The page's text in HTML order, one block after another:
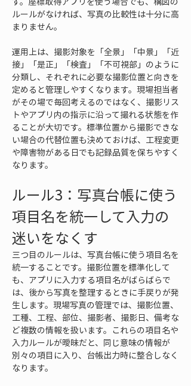
ルールがなければ、写真の比較性は十分に高
まりません。
運用上は、撮影対象を「全景」「中景」「近
接」「是正」「検査」「不可視部」のように
分類し、それぞれに必要な撮影位置と向きを
定めると管理しやすくなります。現場担当者
がその場で毎回考えるのではなく、撮影リス
トやアプリ内の指示に沿って撮れる状態を作
ることが大切です。標準位置から撮影できな
い場合の代替位置も決めておけば、工程変更
や障害物がある日でも記録品質を保ちやすく
なります。
ルール3：写真台帳に使う
項目名を統一して入力の
迷いをなくす
三つ目のルールは、写真台帳に使う項目名を
統一することです。撮影位置を標準化して
も、アプリに入力する項目名がばらばらで
は、後から写真を整理するときに手戻りが発
生します。現場写真の管理では、撮影位置、
工種、工程、部位、撮影者、撮影日、備考な
ど複数の情報を扱います。これらの項目名や
入力ルールが曖昧だと、同じ意味の情報が
別々の項目に入り、台帳出力時に整合しなく
なります。